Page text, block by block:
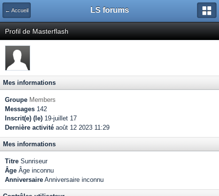
← Accueil LS forums
Profil de Masterflash
Mes informations
Groupe Members
Messages 142
Inscrit(e) (le) 19-juillet 17
Dernière activité août 12 2023 11:29
Mes informations
Titre Sunriseur
Âge Âge inconnu
Anniversaire Anniversaire inconnu